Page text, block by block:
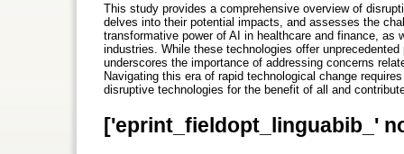
This study provides a comprehensive overview of
delves into their potential impacts, and assesses the
transformative power of AI in healthcare and finance,
industries. While these technologies offer
underscores the importance of addressing concerns
Navigating this era of rapid technological change
disruptive technologies for the benefit of all and
['eprint_fieldopt_linguabib_'